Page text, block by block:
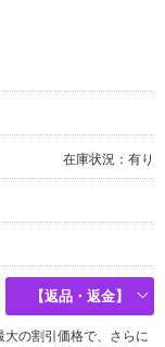
在庫状況：有り
【返品・返金】
の割引価格で、さらに